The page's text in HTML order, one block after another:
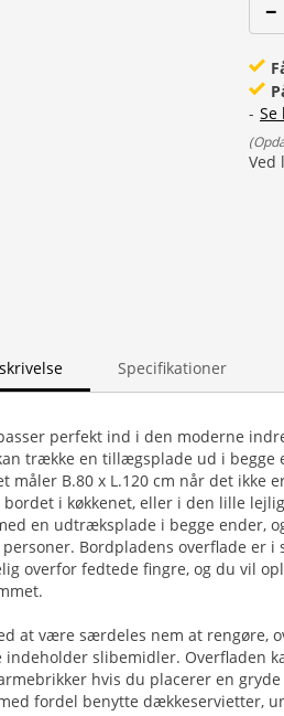
- Se
(
Ved
Specifikationer
perfekt ind i den moderne
trække en tillægsplade ud i begge
måler B.80 x L.120 cm når det ikke
i køkkenet, eller i den lille
en udtræksplade i begge ender,
Bordpladens overflade er i
overfor fedtede fingre, og du vil
at være særdeles nem at rengøre,
slibemidler. Overfladen
hvis du placerer en
fordel benytte dækkeservietter,